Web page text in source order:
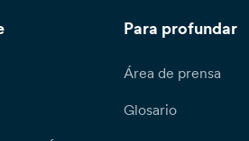
Para profundar
Área de prensa
Glosario